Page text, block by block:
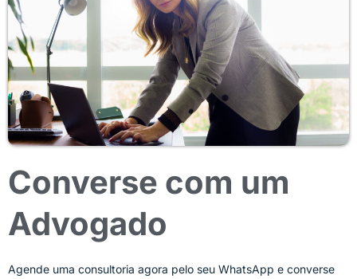
Converse com um
Advogado
Agende uma consultoria agora pelo seu WhatsApp e converse